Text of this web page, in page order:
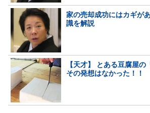
家の売却成功にはカギが
識を解説
【天才】 とある豆腐屋
その発想はなかった！！